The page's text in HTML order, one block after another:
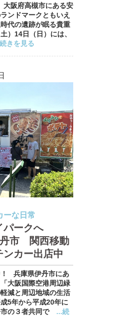
阪府高槻市にある安
ンドマークともいえ
代の遺跡が眠る貴重
）14日（日）には、
きを見る
ーな日常
パークへ
市 関西移動
カー出店中
兵庫県伊丹市にあ
大阪国際空港周辺緑
減と周辺地域の生活
5年から平成20年に
の３者共同で...続